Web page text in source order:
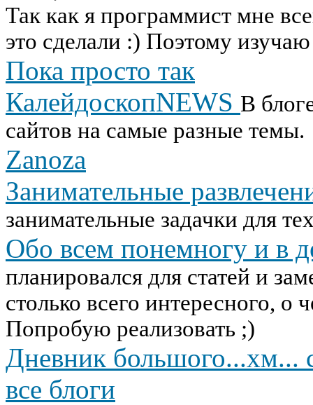
Так как я программист мне
это сделали :) Поэтому
Пока просто так
КалейдоскопNEWS В
сайтов на самые разные темы.
Zanoza
Занимательные
занимательные задачки для
Обо всем понемногу и в
планировался для статей и
столько всего интересного, о
Попробую реализовать ;)
Дневник большого...хм...
все блоги